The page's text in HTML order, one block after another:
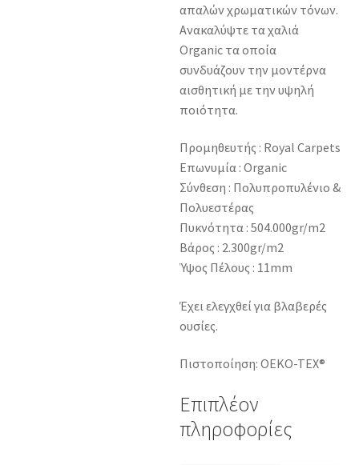
απαλών χρωματικών τόνων.
Ανακαλύψτε τα χαλιά
Organic τα οποία
συνδυάζουν την μοντέρνα
αισθητική με την υψηλή
ποιότητα.
Προμηθευτής : Royal Carpets
Επωνυμία : Organic
Σύνθεση : Πολυπροπυλένιο &
Πολυεστέρας
Πυκνότητα : 504.000gr/m2
Βάρος : 2.300gr/m2
Ύψος Πέλους : 11mm
Έχει ελεγχθεί για βλαβερές
ουσίες.
Πιστοποίηση: OEKO-TEX®
Επιπλέον
πληροφορίες